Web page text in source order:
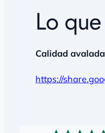
Lo
Calidad
https://